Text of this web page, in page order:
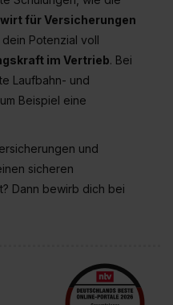
zulassen, triff deine
und klick auf „Auswahl
von Cookies
und „Social
die Einwilligung
die USA (Art. 49 Abs. 1
über kein
Einwilligung jederzeit mit
Punkt „Datenschutz-
Informationen zu den
für Versicherungen
Potenzial voll
im Vertrieb. Bei
Laufbahn- und
Beispiel eine
und
sicheren
Dann bewirb dich bei